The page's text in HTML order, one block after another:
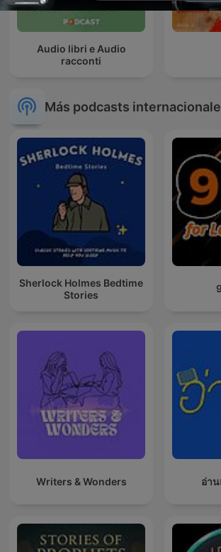
Audio libri e Audio
racconti
Más podcasts
Sherlock Holmes Bedtime
Stories
Writers & Wonders อ่า